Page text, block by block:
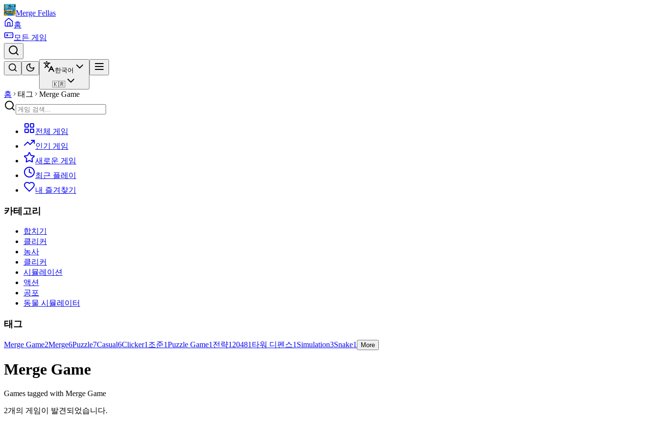
Merge Fellas
홈
모든 게임
한국어
🇰🇷
홈 태그 Merge Game
전체 게임
인기 게임
새로운 게임
최근 플레이
내 즐겨찾기
카테고리
합치기
클리커
농사
클리커
시뮬레이션
액션
공포
동물 시뮬레이터
태그
Merge Game2Merge6Puzzle7Casual6Clicker1 조준1Puzzle Game1 전략1 20481 타워 디펜스1 Simulation3Snake1 More
Merge Game
Games tagged with Merge Game
2개의 게임이 발견되었습니다.